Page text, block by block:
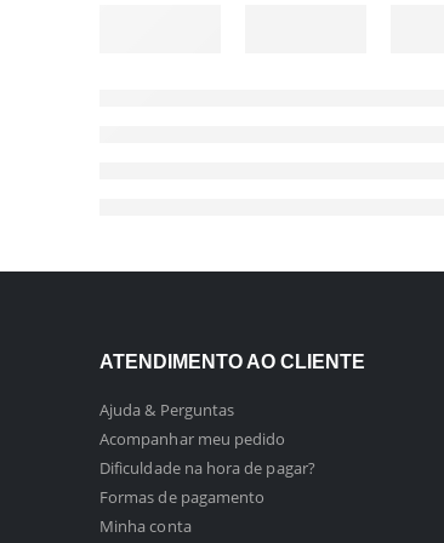
ATENDIMENTO AO CLIENTE
Ajuda & Perguntas
Acompanhar meu pedido
Dificuldade na hora de pagar?
Formas de pagamento
Minha conta